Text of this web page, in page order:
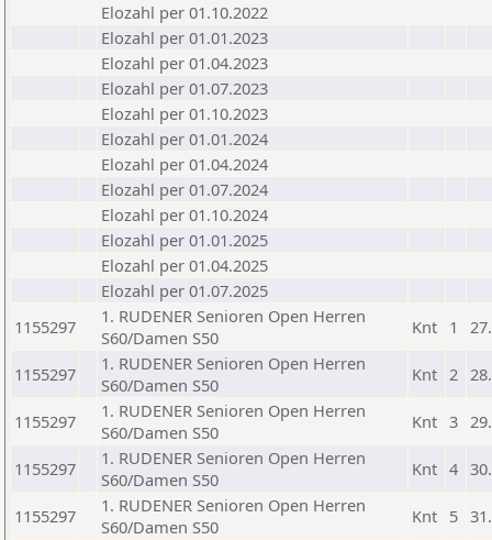
Elozahl per 01.10.2022
Elozahl per 01.01.2023
Elozahl per 01.04.2023
Elozahl per 01.07.2023
Elozahl per 01.10.2023
Elozahl per 01.01.2024
Elozahl per 01.04.2024
Elozahl per 01.07.2024
Elozahl per 01.10.2024
Elozahl per 01.01.2025
Elozahl per 01.04.2025
Elozahl per 01.07.2025
1155297
1. RUDENER Senioren Open Herren
S60/Damen S50
Knt 1
1155297
1. RUDENER Senioren Open Herren
S60/Damen S50
Knt 2
1155297
1. RUDENER Senioren Open Herren
S60/Damen S50
Knt 3
1155297
1. RUDENER Senioren Open Herren
S60/Damen S50
Knt 4
1155297
1. RUDENER Senioren Open Herren
S60/Damen S50
Knt 5